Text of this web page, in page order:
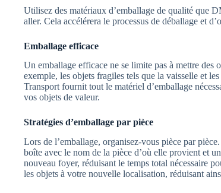
Utilisez des matériaux d’emballage de qualité que
aller. Cela accélérera le processus de déballage et
Emballage efficace
Un emballage efficace ne se limite pas à mettre des
exemple, les objets fragiles tels que la vaisselle et
Transport fournit tout le matériel d’emballage
vos objets de valeur.
Stratégies d’emballage par pièce
Lors de l’emballage, organisez-vous pièce par
boîte avec le nom de la pièce d’où elle provient et
nouveau foyer, réduisant le temps total nécessaire
les objets à votre nouvelle localisation, réduisant